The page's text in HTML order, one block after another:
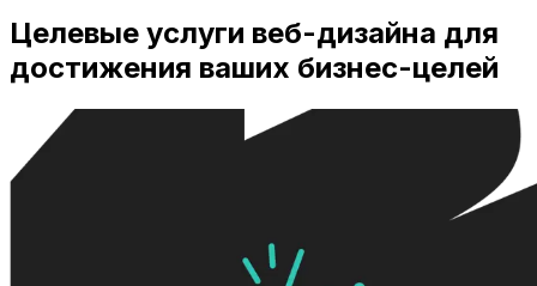
Целевые услуги веб-дизайна для
достижения ваших бизнес-целей